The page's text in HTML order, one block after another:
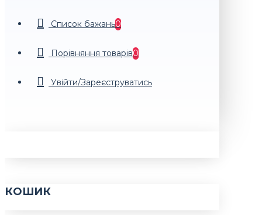
Список бажань0
Порiвняння товарiв0
Увійти/Зареєструватись
КОШИК